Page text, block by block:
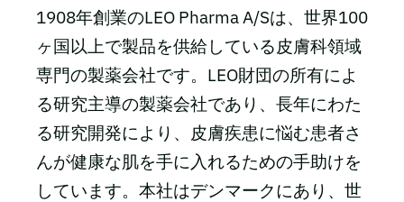
1908年創業のLEO Pharma A/Sは、世界100
ヶ国以上で製品を供給している皮膚科領域
専門の製薬会社です。LEO財団の所有によ
る研究主導の製薬会社であり、長年にわた
る研究開発により、皮膚疾患に悩む患者さ
んが健康な肌を手に入れるための手助けを
しています。本社はデンマークにあり、世